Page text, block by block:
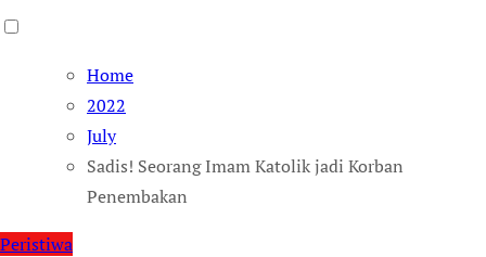
Home
2022
July
Sadis! Seorang Imam Katolik jadi Korban
Penembakan
Peristiwa